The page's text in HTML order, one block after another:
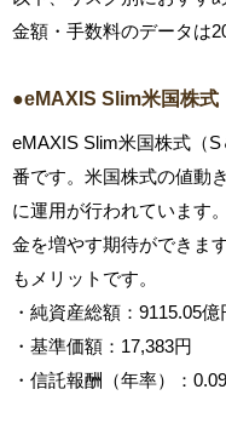
金額・手数料のデータは
●eMAXIS Slim米国株式
eMAXIS Slim米国株式（
番です。米国株式の値動
に運用が行われています
金を増やす期待ができま
もメリットです。
・純資産総額：9115.05億
・基準価額：17,383円
・信託報酬（年率）：